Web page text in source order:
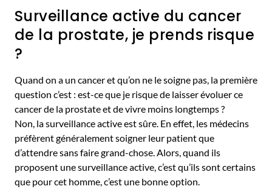
Surveillance active du cancer
de la prostate, je prends risque
?
Quand on a un cancer et qu’on ne le soigne pas, la première
question c’est : est-ce que je risque de laisser évoluer ce
cancer de la prostate et de vivre moins longtemps ?
Non, la surveillance active est sûre. En effet, les médecins
préfèrent généralement soigner leur patient que
d’attendre sans faire grand-chose. Alors, quand ils
proposent une surveillance active, c’est qu’ils sont certains
que pour cet homme, c’est une bonne option.